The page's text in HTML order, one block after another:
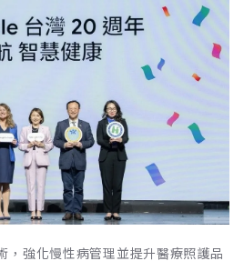
強化慢性病管理並提升醫療照護品